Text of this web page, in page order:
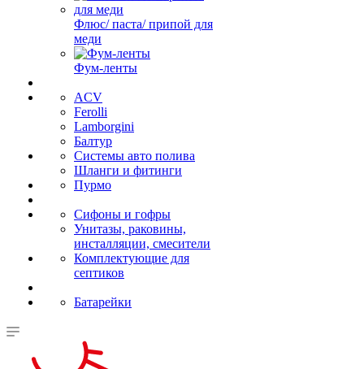
Флюс/ паста/ припой для
меди
Фум-ленты
ACV
Ferolli
Lamborgini
Балтур
Системы авто полива
Шланги и фитинги
Пурмо
Сифоны и гофры
Унитазы, раковины,
инсталляции, смесители
Комплектующие для
септиков
Батарейки